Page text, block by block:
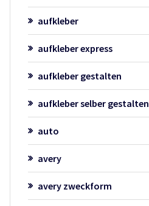
aufkleber
aufkleber express
aufkleber gestalten
aufkleber selber gestalten
auto
avery
avery zweckform